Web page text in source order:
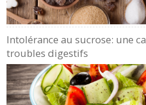
Intolérance au sucrose: une
troubles digestifs